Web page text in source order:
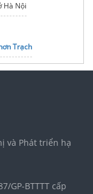
Hà Nội
Trạch
Short URL
và Phát triển hạ
GP-BTTTT cấp